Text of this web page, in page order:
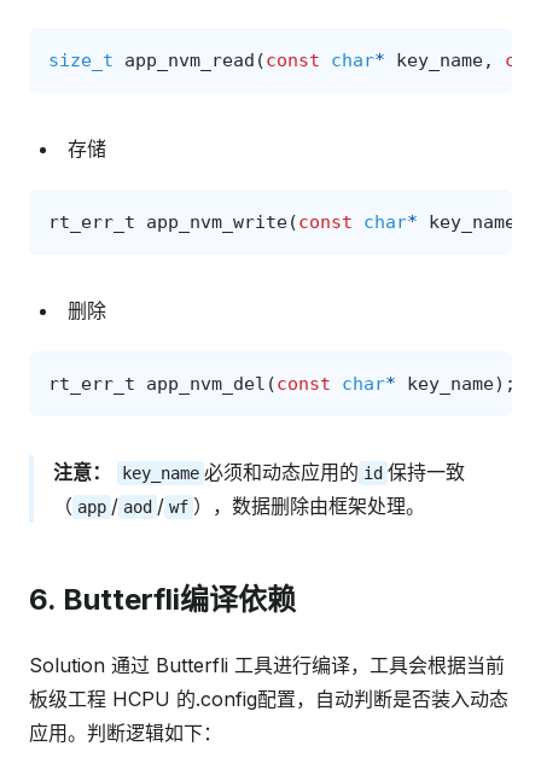
size_t app_nvm_read (const char* key_name,
存储
rt_err_t app_nvm_write(const char* key_name
删除
rt_err_t app_nvm_del (const char* key_name);
注意： key_name 必须和动态应用的 id 保持一致
（ app / aod / wf ），数据删除由框架处理。
6. Butterfli编译依赖
Solution 通过 Butterfli 工具进行编译，工具会根据当前
板级工程 HCPU 的.config配置，自动判断是否装入动态
应用。判断逻辑如下：